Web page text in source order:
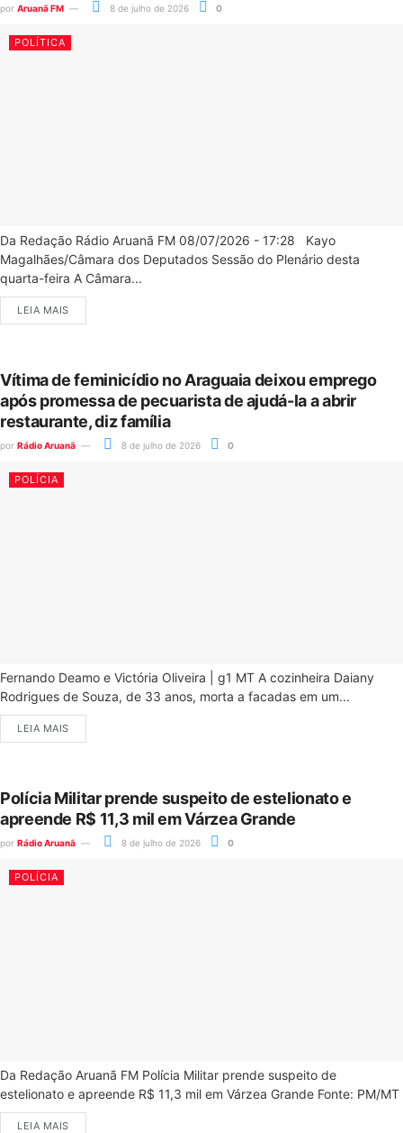
por Aruanã FM 8 de julho de 2026 0
POLÍTICA
Da Redação Rádio Aruanã FM 08/07/2026 - 17:28 Kayo
Magalhães/Câmara dos Deputados Sessão do Plenário desta
quarta-feira A Câmara...
LEIA MAIS
Vítima de feminicídio no Araguaia deixou emprego
após promessa de pecuarista de ajudá-la a abrir
restaurante, diz família
por Rádio Aruanã 8 de julho de 2026 0
POLÍCIA
Fernando Deamo e Victória Oliveira | g1 MT A cozinheira Daiany
Rodrigues de Souza, de 33 anos, morta a facadas em um...
LEIA MAIS
Polícia Militar prende suspeito de estelionato e
apreende R$ 11,3 mil em Várzea Grande
por Rádio Aruanã 8 de julho de 2026 0
POLÍCIA
Da Redação Aruanã FM Polícia Militar prende suspeito de
estelionato e apreende R$ 11,3 mil em Várzea Grande Fonte: PM/MT
LEIA MAIS